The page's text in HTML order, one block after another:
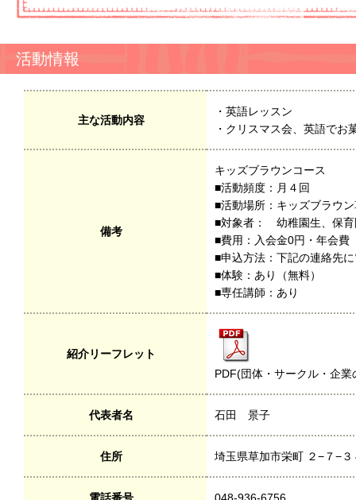
活動情報
主な活動内容
・英語レッスン
・クリスマス会、英語でお
備考
キッズブラウンコース
■活動頻度：月４回
■活動場所：キッズブラウ
■対象者： 幼稚園生、保育
■費用：入会金0円・年会費
■申込方法：下記の連絡先
■体験：あり（無料）
■専任講師：あり
紹介リーフレット
PDF(団体・サークル・企業
代表者名 石田 景子
住所 埼玉県草加市栄町 ２−７−